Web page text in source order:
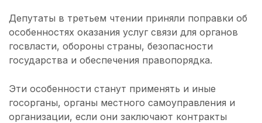
Депутаты в третьем чтении приняли поправки об
особенностях оказания услуг связи для органов
госвласти, обороны страны, безопасности
государства и обеспечения правопорядка.
Эти особенности станут применять и иные
госорганы, органы местного самоуправления и
организации, если они заключают контракты